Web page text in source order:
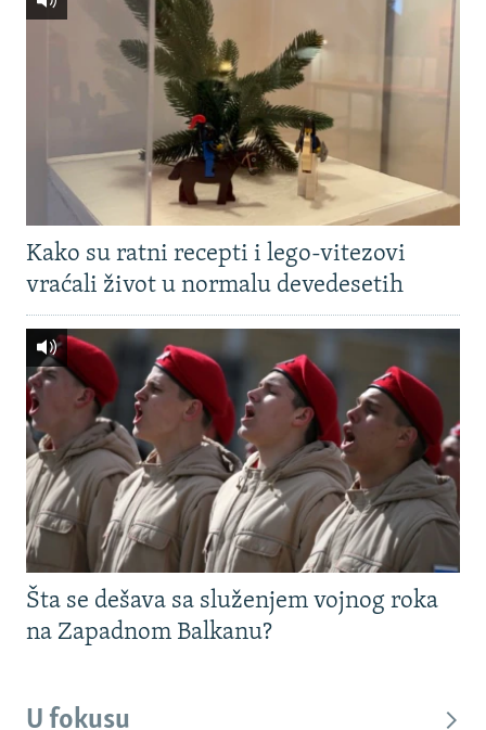
Kako su ratni recepti i lego-vitezovi
vraćali život u normalu devedesetih
Šta se dešava sa služenjem vojnog roka
na Zapadnom Balkanu?
U fokusu